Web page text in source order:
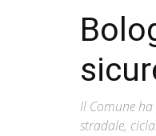
Il Comune
stradale,